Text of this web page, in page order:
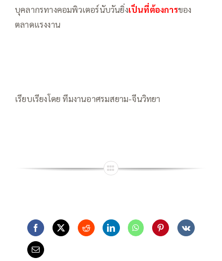
บุคลากรทางคอมพิวเตอร์นับวันยิ่งเป็นที่ต้องการของ
ตลาดแรงงาน
เรียบเรียงโดย ทีมงานอาศรมสยาม-จีนวิทยา